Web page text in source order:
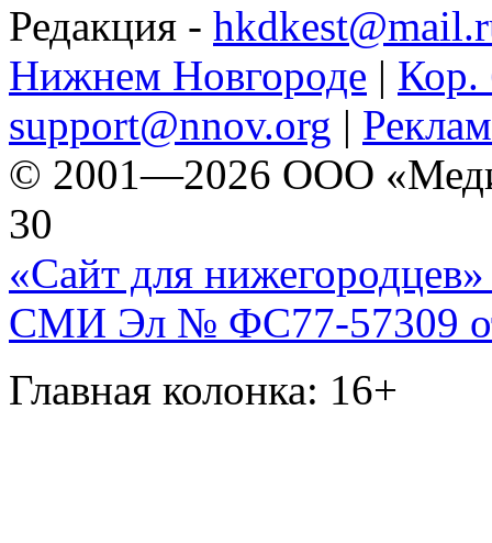
Редакция -
Нижнем Новгороде | Кор.
support@nnov.org |
© 2001—2026 ООО
30
«Сайт для нижегородцев»
СМИ Эл № ФС77-57309
Главная колонка: 16+